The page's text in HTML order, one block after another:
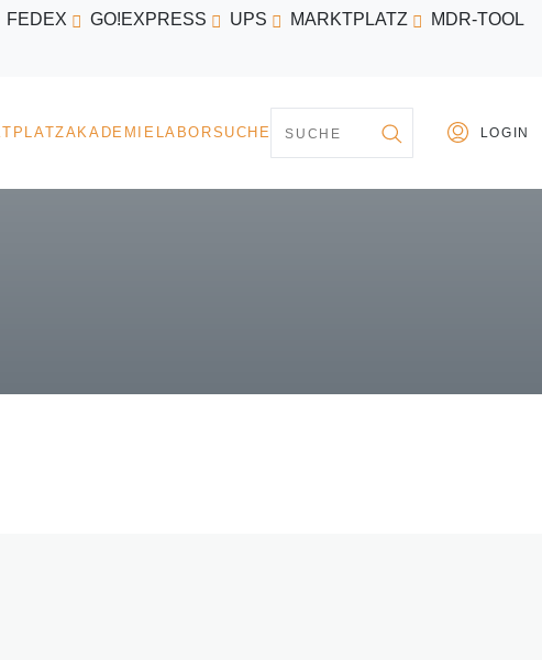
FEDEX GO!EXPRESS UPS MARKTPLATZ MDR-TOOL